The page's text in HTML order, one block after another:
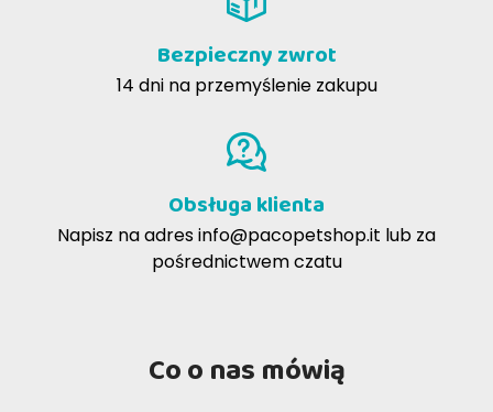
Bezpieczny zwrot
14 dni na przemyślenie zakupu
Obsługa klienta
Napisz na adresinfo@pacopetshop.it lub za
pośrednictwem czatu
Co o nas mówią